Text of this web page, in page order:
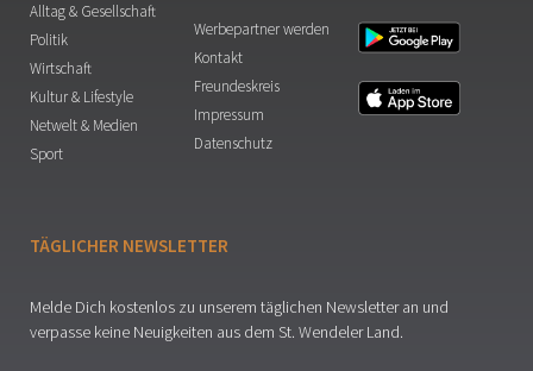
Alltag & Gesellschaft
Politik
Wirtschaft
Kultur & Lifestyle
Netwelt & Medien
Sport
Werbepartner werden
Kontakt
Freundeskreis
Impressum
Datenschutz
TÄGLICHER NEWSLETTER
Melde Dich kostenlos zu unserem täglichen Newsletter an und
verpasse keine Neuigkeiten aus dem St. Wendeler Land.